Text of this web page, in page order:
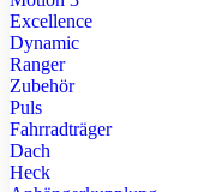
Excellence
Dynamic
Ranger
Zubehör
Puls
Fahrradträger
Dach
Heck